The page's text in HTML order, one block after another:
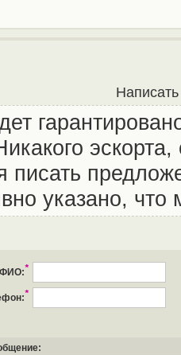
писать
указано,
ФИО:*
*